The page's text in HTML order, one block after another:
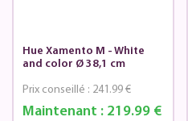
Hue Xamento M - White
and color Ø 38,1 cm
Maintenant :219.99 €
Prix conseillé : 241.99 €